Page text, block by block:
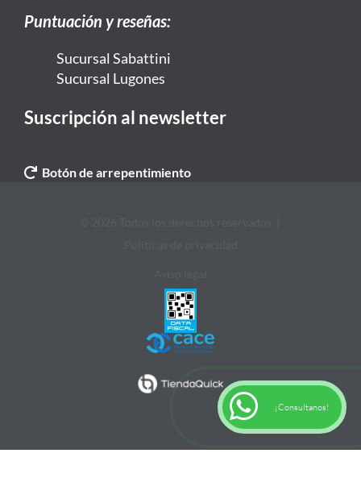
Puntuación y reseñas:
Sucursal Sabattini
Sucursal Lugones
Suscripción al newsletter
Botón de arrepentimiento
¡Consultanos!